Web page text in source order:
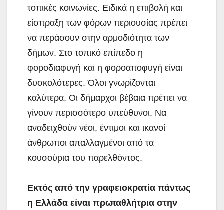
τοπικές κοινωνίες. Ειδικά η επιβολή και
είσπραξη των φόρων περιουσίας πρέπει
να περάσουν στην αρμοδιότητα των
δήμων. Στο τοπικό επίπεδο η
φοροδιαφυγή και η φοροαποφυγή είναι
δυσκολότερες. Όλοι γνωρίζονται
καλύτερα. Οι δήμαρχοι βέβαια πρέπει να
γίνουν περισσότερο υπεύθυνοι. Να
αναδειχθούν νέοι, έντιμοι και ικανοί
άνθρωποι απαλλαγμένοι από τα
κουσούρια του παρελθόντος.
Εκτός από την γραφειοκρατία πάντως
η Ελλάδα είναι πρωταθλήτρια στην